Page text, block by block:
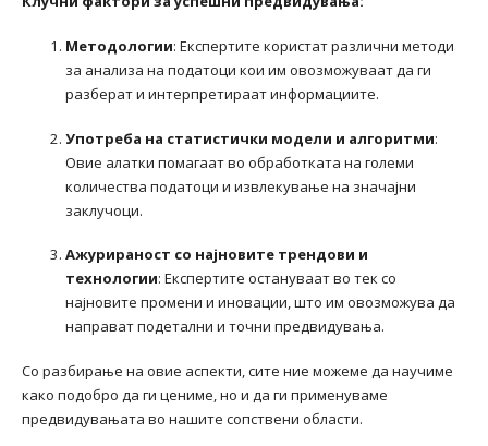
Методологии: Експертите користат различни методи
за анализа на податоци кои им овозможуваат да ги
разберат и интерпретираат информациите.
Употреба на статистички модели и алгоритми:
Овие алатки помагаат во обработката на големи
количества податоци и извлекување на значајни
заклучоци.
Ажурираност со најновите трендови и
технологии: Експертите остануваат во тек со
најновите промени и иновации, што им овозможува да
направат подетални и точни предвидувања.
Со разбирање на овие аспекти, сите ние можеме да научиме
како подобро да ги цениме, но и да ги применуваме
предвидувањата во нашите сопствени области.